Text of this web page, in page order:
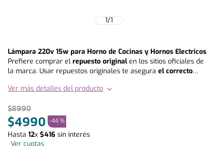
1/1
Lámpara 220v 15w para Horno de Cocinas y Hornos Electricos
Prefiere comprar el repuesto originalen los sitios oficiales de
la marca. Usar repuestos originales te asegura el correcto
en otras palabras, prefiere siempre invertir en calidad y
modelos : • F-2595 T (ROJA) • F-2595 T (BURDEO) • F-2595 T
(CAFE) • F-2595 T (CELESTE) • F-2940 B • DIVA 665 INOX • DIVA
685 P FF • DIVA 920 GL • FHE-1040 R • FHE 1060 R • FHE 1040
NE • FHE-1060 N • FHE 1080 R • FHE 1040 B • FHE 1080 • DIVA
Ver más detalles del producto
$8990
$4990 -44 %
Hasta 12x $416 sin interés
Ver cuotas